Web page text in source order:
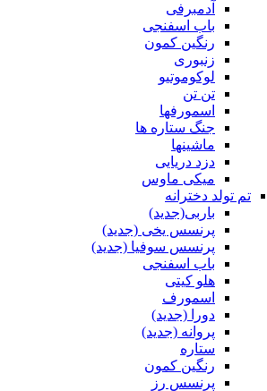
آدمبرفی
باب اسفنجی
رنگین کمون
زنبوری
لوکوموتیو
تن تن
اسمورفها
جنگ ستاره ها
ماشینها
دزد دریایی
میکی ماوس
تم تولد دخترانه
باربی(جدید)
پرنسس یخی (جدید)
پرنسس سوفیا (جدید)
باب اسفنجی
هلو کیتی
اسمورف
دورا (جدید)
پروانه (جدید)
ستاره
رنگین کمون
پرنسس رز